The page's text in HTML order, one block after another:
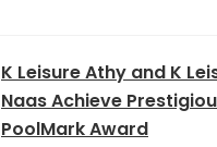
K Leisure Athy and K
Naas Achieve
PoolMark Award